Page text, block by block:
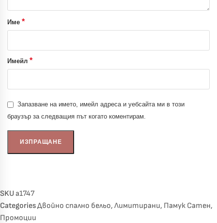
Име *
Имейл *
Запазване на името, имейл адреса и уебсайта ми в този
браузър за следващия път когато коментирам.
SKUa1747
CategoriesДвойно спално бельо, Лимитирани, Памук Сатен,
Промоции